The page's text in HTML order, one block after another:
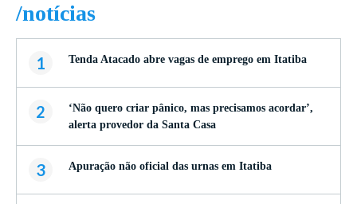
/notícias
1 Tenda Atacado abre vagas de emprego em Itatiba
2
‘Não quero criar pânico, mas precisamos acordar’,
alerta provedor da Santa Casa
3 Apuração não oficial das urnas em Itatiba